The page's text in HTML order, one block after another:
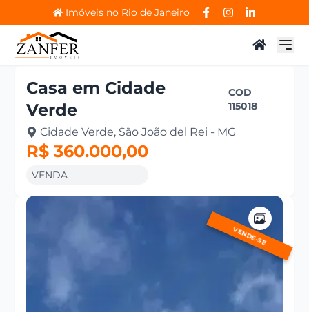
Imóveis no Rio de Janeiro
Casa em Cidade
Verde
COD
115018
Cidade Verde, São João del Rei - MG
R$ 360.000,00
VENDA
VENDE-SE